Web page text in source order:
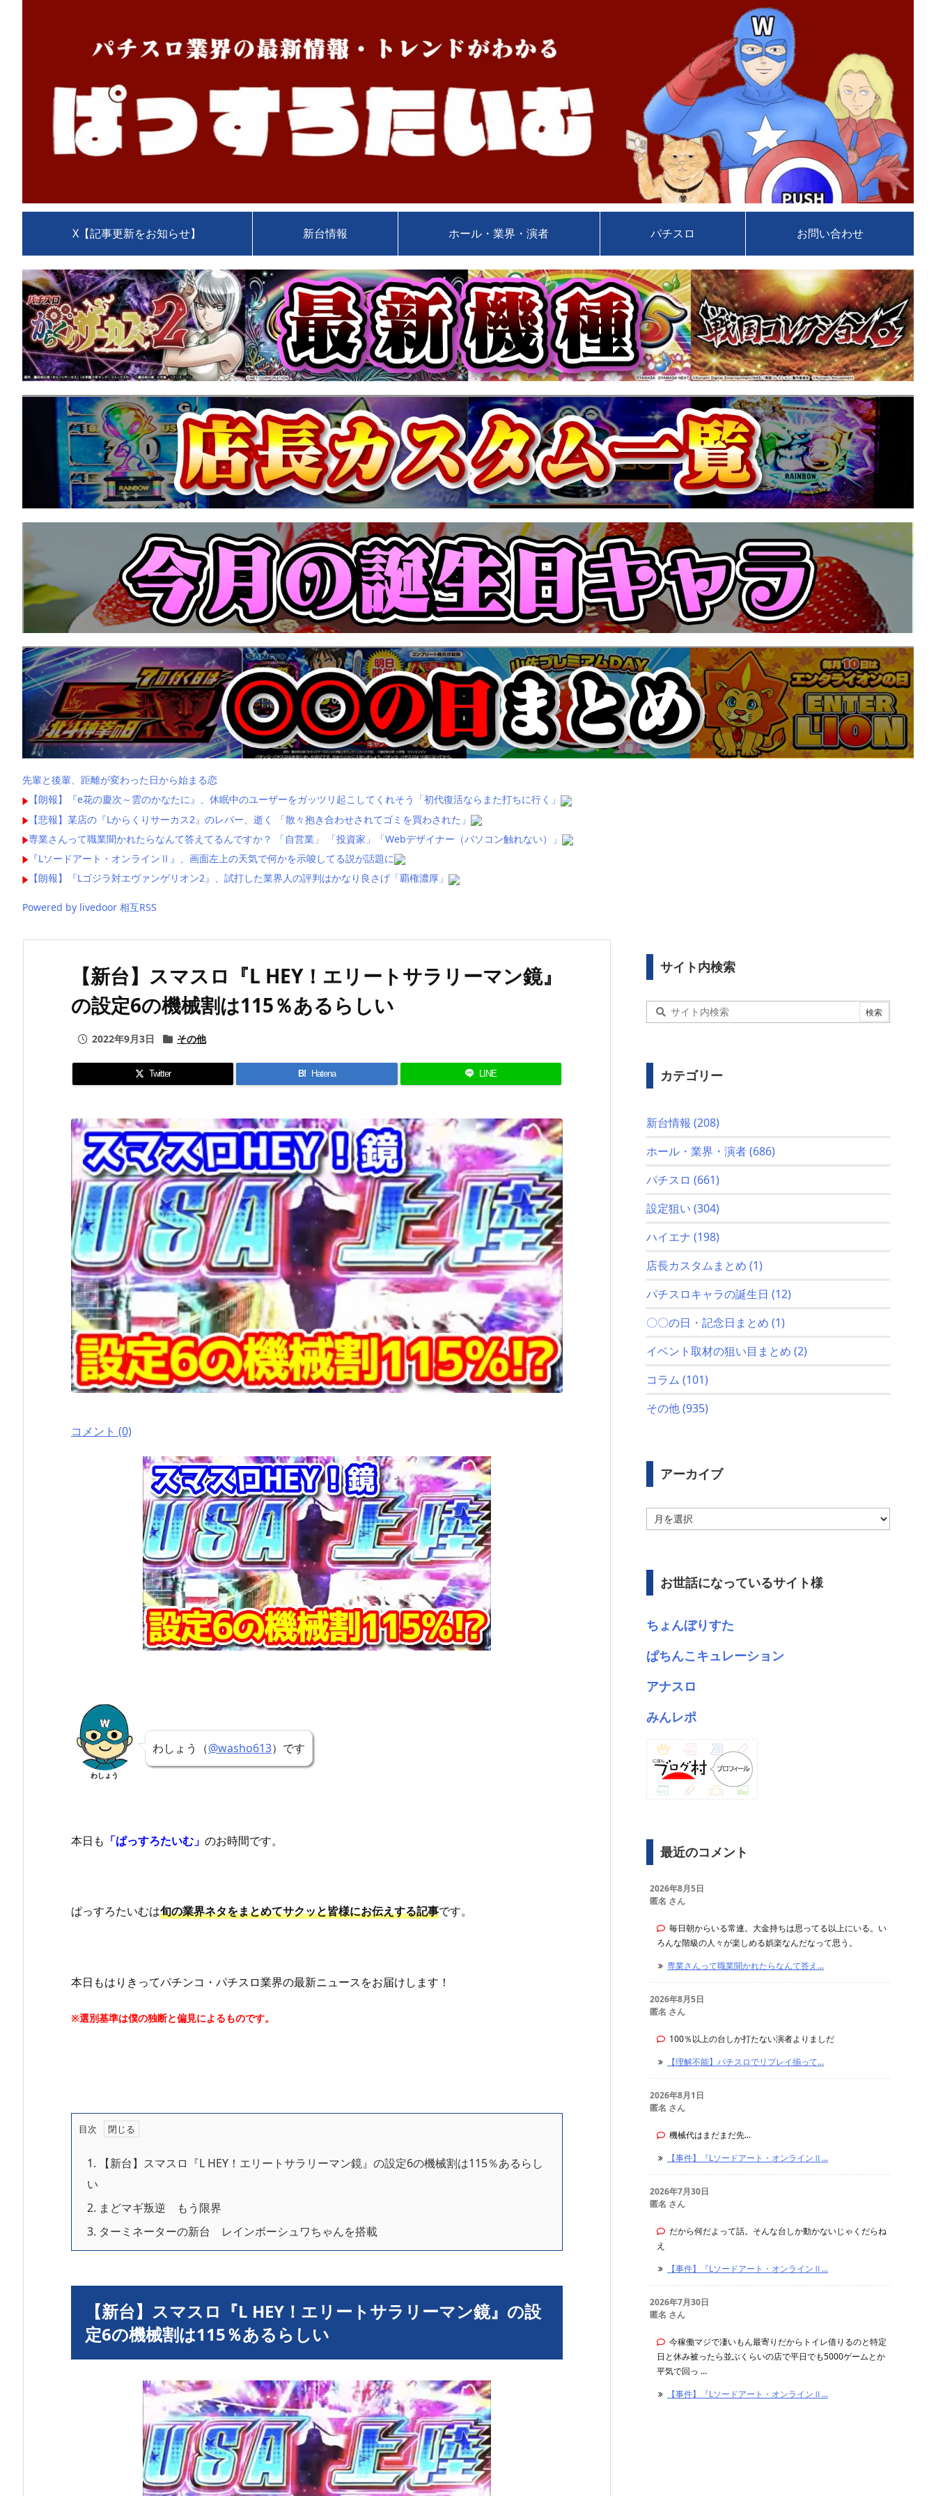
X【記事更新をお知らせ】 新台情報 ホール・業界・演者 パチスロ お問い合わせ
先輩と後輩、距離が変わった日から始まる恋
【朗報】『e花の慶次～雲のかなたに』、休眠中のユーザーをガッツリ起こしてくれそう「初代復活ならまた打ちに行く」
【悲報】某店の『Lからくりサーカス2』のレバー、逝く 「散々抱き合わせされてゴミを買わされた」
専業さんって職業聞かれたらなんて答えてるんですか？ 「自営業」 「投資家」「Webデザイナー（パソコン触れない）」
『Lソードアート・オンラインⅡ』、画面左上の天気で何かを示唆してる説が話題に
【朗報】『Lゴジラ対エヴァンゲリオン2』、試打した業界人の評判はかなり良さげ「覇権濃厚」
Powered by livedoor 相互RSS
【新台】スマスロ『L HEY！エリートサラリーマン鏡』
の設定6の機械割は115％あるらしい
2022年9月3日 その他
Twitter B! Hatena LINE
コメント (0)
わしょう
わしょう（@washo613）です
本日も 「ぱっすろたいむ」 のお時間です。
ぱっすろたいむは旬の業界ネタをまとめてサクッと皆様にお伝えする記事です。
本日もはりきってパチンコ・パチスロ業界の最新ニュースをお届けします！
※選別基準は僕の独断と偏見によるものです。
目次
1. 【新台】スマスロ『L HEY！エリートサラリーマン鏡』の設定6の機械割は115％あるらし
い
2. まどマギ叛逆 もう限界
3. ターミネーターの新台 レインボーシュワちゃんを搭載
【新台】スマスロ『L HEY！エリートサラリーマン鏡』の設
定6の機械割は115％あるらしい
サイト内検索
カテゴリー
新台情報 (208)
ホール・業界・演者(686)
パチスロ (661)
設定狙い (304)
ハイエナ (198)
店長カスタムまとめ (1)
パチスロキャラの誕生日 (12)
〇〇の日・記念日まとめ (1)
イベント取材の狙い目まとめ (2)
コラム (101)
その他(935)
アーカイブ
ー
ブ
お世話になっているサイト様
ちょんぼりすた
ぱちんこキュレーション
アナスロ
みんレポ
最近のコメント
2026年8月5日
匿名 さん
毎日朝からいる常連。大金持ちは思ってる以上にいる。い
ろんな階級の人々が楽しめる娯楽なんだなって思う。
専業さんって職業聞かれたらなんて答え...
2026年8月5日
匿名 さん
100％以上の台しか打たない演者よりましだ
【理解不能】パチスロでリプレイ揃って...
2026年8月1日
匿名 さん
機械代はまだまだ先...
【事件】『Lソードアート・オンラインⅡ...
2026年7月30日
匿名 さん
だから何だよって話。そんな台しか動かないじゃくだらね
え
【事件】『Lソードアート・オンラインⅡ...
2026年7月30日
匿名 さん
今稼働マジで凄いもん最寄りだからトイレ借りるのと特定
日と休み被ったら並ぶくらいの店で平日でも5000ゲームとか
平気で回っ ...
【事件】『Lソードアート・オンラインⅡ...